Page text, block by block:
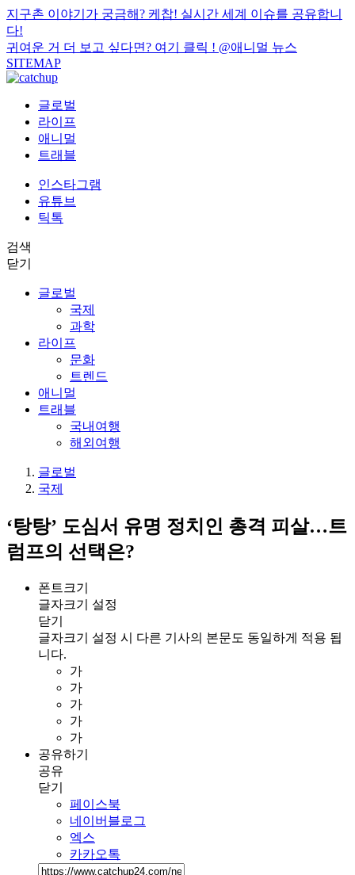
지구촌 이야기가 궁금해? 케찹! 실시간 세계 이슈를 공유합니
다!
귀여운 거 더 보고 싶다면? 여기 클릭 ! @애니멀 뉴스
SITEMAP
글로벌
라이프
애니멀
트래블
인스타그램
유튜브
틱톡
검색
닫기
글로벌
국제
과학
라이프
문화
트렌드
애니멀
트래블
국내여행
해외여행
글로벌
국제
‘탕탕’ 도심서 유명 정치인 총격 피살…트
럼프의 선택은?
폰트크기
글자크기 설정
닫기
글자크기 설정 시 다른 기사의 본문도 동일하게 적용 됩
니다.
가
가
가
가
가
공유하기
공유
닫기
페이스북
네이버블로그
엑스
카카오톡